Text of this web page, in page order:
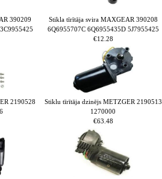
390209
Stikla tīrītāja svira MAXGEAR 390208
6Q6955707C 6Q6955435D 5J7955425
€12.28
2190528
Stiklu tīrītāja dzinējs METZGER 2190513
1270000
€63.48